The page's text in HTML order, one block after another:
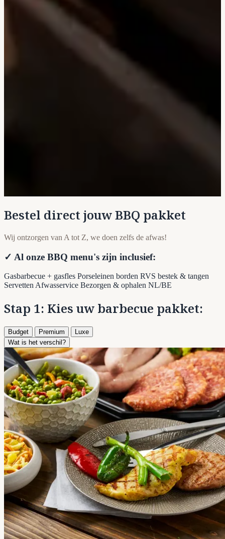
Bestel direct jouw BBQ pakket
Wij ontzorgen van A tot Z, we doen zelfs de afwas!
✓ Al onze BBQ menu's zijn inclusief:
Gasbarbecue + gasfles Porseleinen borden RVS bestek & tangen
ServettenAfwasservice Bezorgen & ophalen NL/BE
Stap 1: Kies uw barbecue pakket:
Budget Premium
Luxe
Wat is het verschil?